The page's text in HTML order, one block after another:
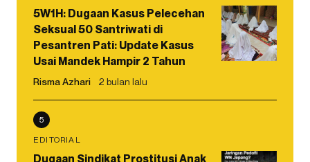
5W1H: Dugaan Kasus Pelecehan
Seksual 50 Santriwati di
Pesantren Pati: Update Kasus
Usai Mandek Hampir 2 Tahun
Risma Azhari 2 bulan lalu
5
EDITORIAL
Dugaan Sindikat Prostitusi Anak